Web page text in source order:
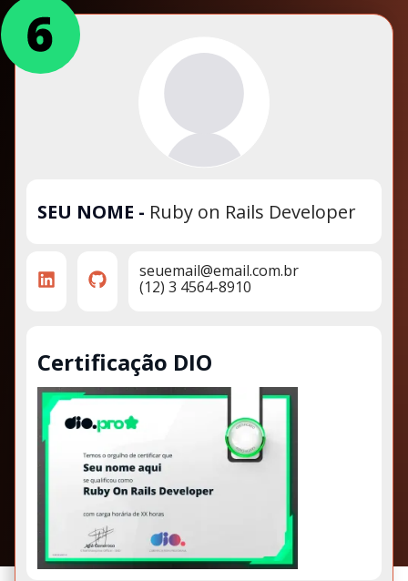
SEU NOME - Ruby on Rails Developer
seuemail@email.com.br
(12) 3 4564-8910
Certificação DIO